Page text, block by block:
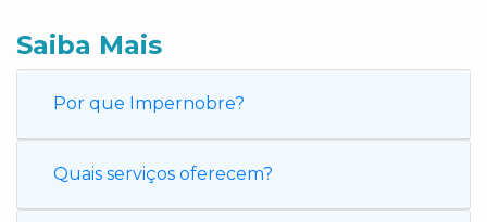
Saiba Mais
Por que Impernobre?
Quais serviços oferecem?